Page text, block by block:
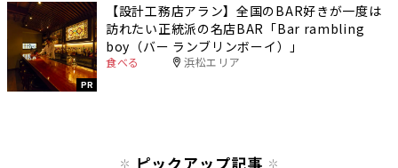
PR
【設計工務店アラン】全国のBAR好きが一度は
訪れたい正統派の名店BAR「Bar rambling
boy（バー ランブリンボーイ）」
食べる 浜松エリア
ピックアップ記事